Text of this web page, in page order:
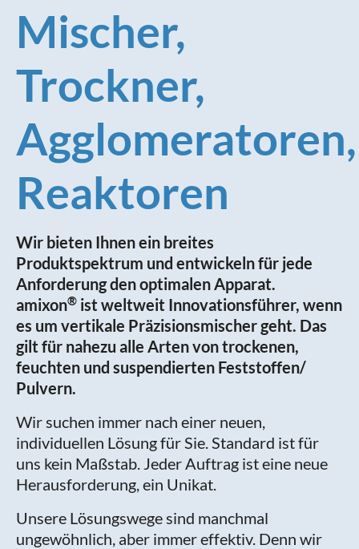
Mischer,
Trockner,
Agglomeratoren,
Reaktoren
Wir bieten Ihnen ein breites
Produktspektrum und entwickeln für jede
Anforderung den optimalen Apparat.
amixon® ist weltweit Innovationsführer, wenn
es um vertikale Präzisionsmischer geht. Das
gilt für nahezu alle Arten von trockenen,
feuchten und suspendierten Feststoffen/
Pulvern.
Wir suchen immer nach einer neuen,
individuellen Lösung für Sie. Standard ist für
uns kein Maßstab. Jeder Auftrag ist eine neue
Herausforderung, ein Unikat.
Unsere Lösungswege sind manchmal
ungewöhnlich, aber immer effektiv. Denn wir